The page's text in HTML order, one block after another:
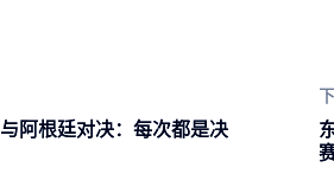
阿根廷对决：每次都是决